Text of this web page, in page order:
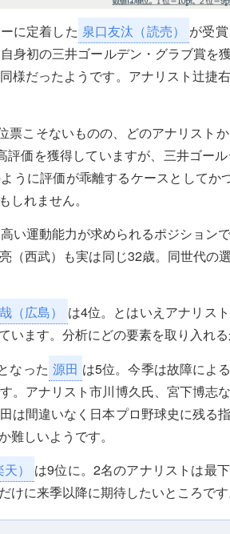
に定着した 泉口友汰（読売）
が受
身初の三井ゴールデン・グラブ賞を
様だったようです。アナリスト辻捷
票こそないものの、どのアナリスト
価を獲得していますが、三井ゴー
うに評価が乖離するケースとしてか
しれません。
い運動能力が求められるポジション
（西武）も実は同じ32歳。同世代の
（広島）
は4位。とはいえアナリス
います。分析にどの要素を取り入れる
なった 源田 は5位。今季は故障によ
。アナリスト市川博久氏、宮下博志
は間違いなく日本プロ野球史に残る
難しいようです。
）
は9位に。2名のアナリストは最
に来季以降に期待したいところです